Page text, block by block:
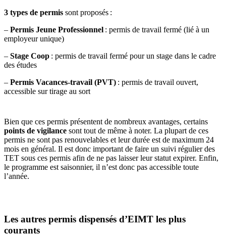
3 types de permis sont proposés :
– Permis Jeune Professionnel : permis de travail fermé (lié à un
employeur unique)
– Stage Coop : permis de travail fermé pour un stage dans le cadre
des études
– Permis Vacances-travail (PVT) : permis de travail ouvert,
accessible sur tirage au sort
Bien que ces permis présentent de nombreux avantages, certains
points de vigilance sont tout de même à noter. La plupart de ces
permis ne sont pas renouvelables et leur durée est de maximum 24
mois en général. Il est donc important de faire un suivi régulier des
TET sous ces permis afin de ne pas laisser leur statut expirer. Enfin,
le programme est saisonnier, il n’est donc pas accessible toute
l’année.
Les autres permis dispensés d’EIMT les plus
courants